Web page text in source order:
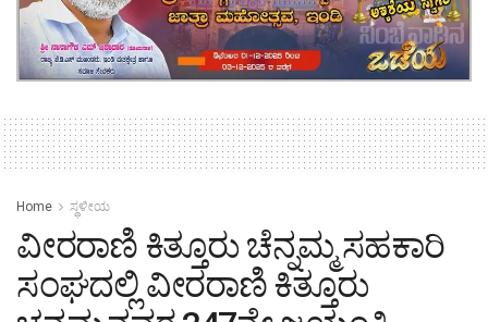
Home ಸ್ಥಳೀಯ
ವೀರರಾಣಿ ಕಿತ್ತೂರು ಚೆನ್ನಮ್ಮ ಸಹಕಾರಿ
ಸಂಘದಲ್ಲಿ ವೀರರಾಣಿ ಕಿತ್ತೂರು